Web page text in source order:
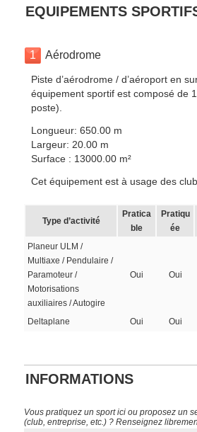
EQUIPEMENTS
1 Aérodrome
Piste d’aérodrome / d’aéroport en
équipement sportif est composé de
poste).
Longueur: 650.00 m
Largeur: 20.00 m
Surface : 13000.00 m²
Cet équipement est à usage des
Type d’activité
Pratica
ble
Pratiqu
ée
Planeur ULM /
Multiaxe / Pendulaire /
Paramoteur /
Motorisations
auxiliaires / Autogire
Oui Oui
Deltaplane Oui Oui
INFORMATIONS
Vous pratiquez un sport ici ou proposez un
(club, entreprise, etc.) ? Renseignez